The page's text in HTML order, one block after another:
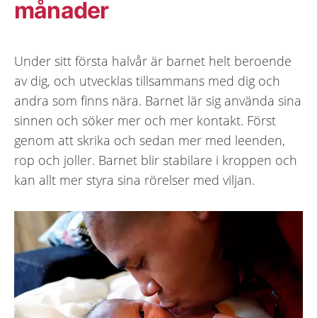
månader
Under sitt första halvår är barnet helt beroende
av dig, och utvecklas tillsammans med dig och
andra som finns nära. Barnet lär sig använda sina
sinnen och söker mer och mer kontakt. Först
genom att skrika och sedan mer med leenden,
rop och joller. Barnet blir stabilare i kroppen och
kan allt mer styra sina rörelser med viljan.